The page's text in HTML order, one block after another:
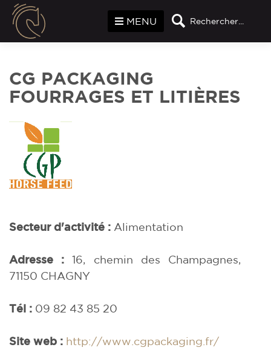
Rechercher...
MENU
CG PACKAGING
FOURRAGES ET LITIÈRES
Secteur d'activité : Alimentation
Adresse :16, chemin des Champagnes,
71150 CHAGNY
Tél : 09 82 43 85 20
Site web : http://www.cgpackaging.fr/
Panneau de gestion des cookies